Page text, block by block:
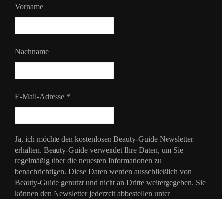
Vorname
Nachname
E-Mail-Adresse *
Ja, ich möchte den kostenlosen Beauty-Guide Newsletter
erhalten. Beauty-Guide verwendet Ihre Daten, um Sie
regelmäßig über die neuesten Informationen zu
benachrichtigen. Diese Daten werden ausschließlich von
Beauty-Guide genutzt und nicht an Dritte weitergegeben. Sie
können den Newsletter jederzeit abbestellen unter